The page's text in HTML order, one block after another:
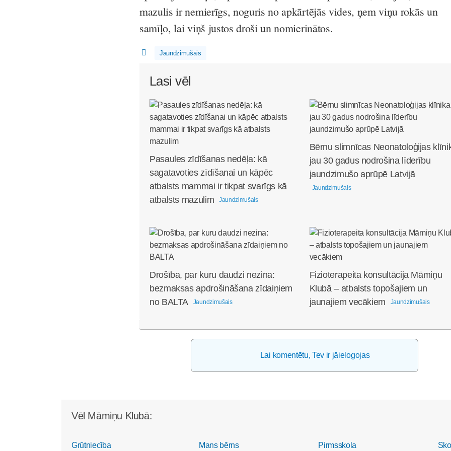
mazulis ir nemierīgs, noguris no apkārtējās vides, ņem viņu rokās un
samīļo, lai viņš justos droši un nomierinātos.
Jaundzimušais
Lasi vēl
Pasaules zīdīšanas nedēļa: kā
sagatavoties zīdīšanai un kāpēc
atbalsts mammai ir tikpat svarīgs kā
atbalsts mazulim
Jaundzimušais
Bērnu slimnīcas Neonatoloģijas
jau 30 gadus nodrošina līderību
jaundzimušo aprūpē Latvijā
Jaundzimušais
Drošība, par kuru daudzi nezina:
bezmaksas apdrošināšana zīdaiņiem
no BALTA
Jaundzimušais
Fizioterapeita konsultācija Māmiņu
Klubā – atbalsts topošajiem un
jaunajiem vecākiem
Jaundzimušais
Lai komentētu, Tev ir jāielogojas
Vēl Māmiņu Klubā:
Grūtniecība Mans bērns Pirmsskola